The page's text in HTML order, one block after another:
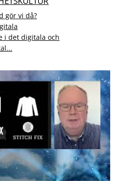
gör vi då?
i det digitala och